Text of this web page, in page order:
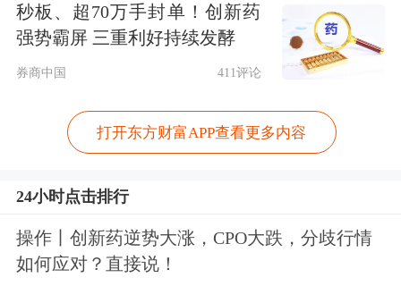
场象征性演习，以展现保卫格陵兰的决
在取消对8个欧洲国家加征关税计划
后，特朗普接受了媒体采访，并将格陵
兰协议框架描述为“一个交易的概念”。
当被问及提案的更多细节时，特朗普表
示：“这有点复杂，不过我们会在之后
秒板、超70万手封单！创新药
强势霸屏 三重利好持续发酵
券商中国 411评论
打开东方财富APP查看更多内容
24小时点击排行
操作丨创新药逆势大涨，CPO大跌，分歧行情
如何应对？直接说！